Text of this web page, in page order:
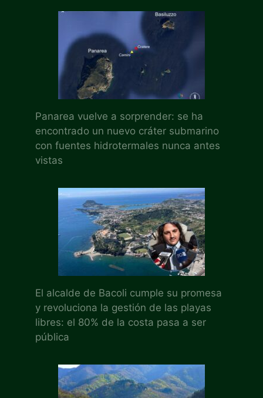
Panarea vuelve a sorprender: se ha
encontrado un nuevo cráter submarino
con fuentes hidrotermales nunca antes
vistas
El alcalde de Bacoli cumple su promesa
y revoluciona la gestión de las playas
libres: el 80% de la costa pasa a ser
pública